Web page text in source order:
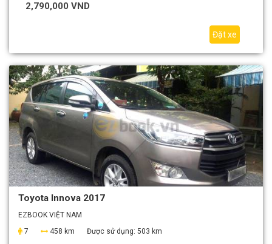
2,790,000 VND
Đặt xe
Toyota Innova 2017
EZBOOK VIỆT NAM
7
458 km Được sử dụng: 503 km